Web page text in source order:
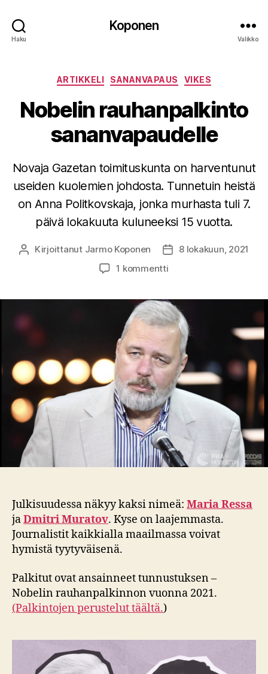
Haku
Koponen
Valikko
Kategoriat
ARTIKKELI SANANVAPAUS VIKES
Nobelin rauhanpalkinto
sananvapaudelle
Novaja Gazetan toimituskunta on harventunut
useiden kuolemien johdosta. Tunnetuin heistä
on Anna Politkovskaja, jonka murhasta tuli 7.
päivä lokakuuta kuluneeksi 15 vuotta.
Kirjoittaja
Kirjoittanut Jarmo Koponen Julkaisupäivämäärä
8 lokakuun, 2021
1 kommenttiartikkeliin
sananvapaudelle
Julkisuudessa näkyy kaksi nimeä: Maria Ressa
jaDmitri Muratov. Kyse on laajemmasta.
Journalistit kaikkialla maailmassa voivat
hymistä tyytyväisenä.
Palkitut ovat ansainneet tunnustuksen –
Nobelin rauhanpalkinnon vuonna 2021.
(Palkintojen perustelut täältä.)